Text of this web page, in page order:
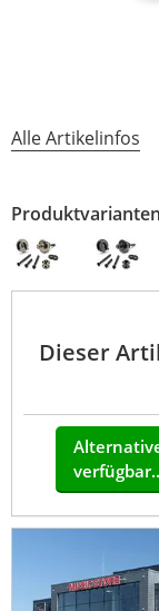
Alle Artikelinfos
Produktvarianten
Dieser